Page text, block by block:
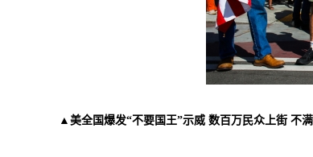
▲美全国爆发“不要国王”示威 数百万民众上街 不